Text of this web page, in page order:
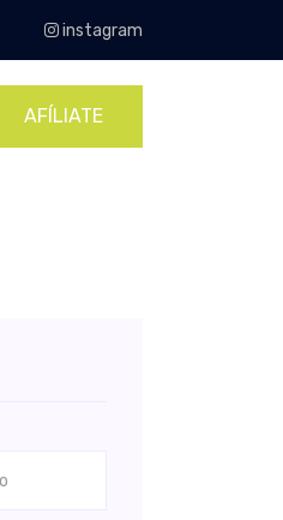
instagram
AFÍLIATE